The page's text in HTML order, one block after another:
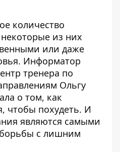
количество
из них
или даже
Информатор
тренера по
Ольгу
о том, как
чтобы похудеть. И
являются самыми
с лишним